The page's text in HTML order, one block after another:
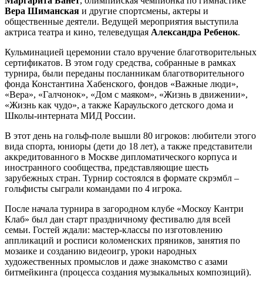
Вера Шиманская и другие спортсмены, актеры и
общественные деятели. Ведущей мероприятия выступила
актриса театра и кино, телеведущая Александра Ребенок.
Кульминацией церемонии стало вручение благотворительных
сертификатов. В этом году средства, собранные в рамках
турнира, были переданы посланникам благотворительного
фонда Константина Хабенского, фондов «Важные люди»,
«Вера», «Галчонок», «Дом с маяком», «Жизнь в движении»,
«Жизнь как чудо», а также Караульского детского дома и
Школы-интерната МИД России.
В этот день на гольф-поле вышли 80 игроков: любители этого
вида спорта, юниоры (дети до 18 лет), а также представители
аккредитованного в Москве дипломатического корпуса и
иностранного сообщества, представляющие шесть
зарубежных стран. Турнир состоялся в формате скрэмбл –
гольфисты сыграли командами по 4 игрока.
После начала турнира в загородном клубе «Москоу Кантри
Клаб» был дан старт праздничному фестивалю для всей
семьи. Гостей ждали: мастер-классы по изготовлению
аппликаций и росписи коломенских пряников, занятия по
мозаике и созданию видеоигр, уроки народных
художественных промыслов и даже знакомство с азами
битмейкинга (процесса создания музыкальных композиций).